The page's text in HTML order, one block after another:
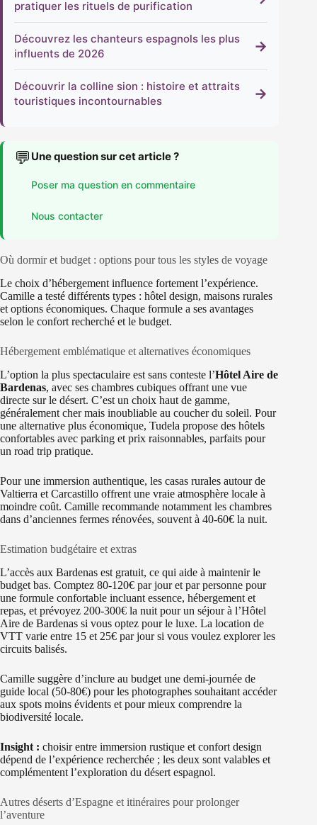
pratiquer les rituels de purification
Découvrez les chanteurs espagnols les plus
influents de 2026
→
Découvrir la colline sion : histoire et attraits
touristiques incontournables
→
💬 Une question sur cet article ?
Poser ma question en commentaire
Nous contacter
Où dormir et budget : options pour tous les styles de voyage
Le choix d’hébergement influence fortement l’expérience.
Camille a testé différents types : hôtel design, maisons rurales
et options économiques. Chaque formule a ses avantages
selon le confort recherché et le budget.
Hébergement emblématique et alternatives économiques
L’option la plus spectaculaire est sans conteste l’Hôtel Aire de
Bardenas, avec ses chambres cubiques offrant une vue
directe sur le désert. C’est un choix haut de gamme,
généralement cher mais inoubliable au coucher du soleil. Pour
une alternative plus économique, Tudela propose des hôtels
confortables avec parking et prix raisonnables, parfaits pour
un road trip pratique.
Pour une immersion authentique, les casas rurales autour de
Valtierra et Carcastillo offrent une vraie atmosphère locale à
moindre coût. Camille recommande notamment les chambres
dans d’anciennes fermes rénovées, souvent à 40-60€ la nuit.
Estimation budgétaire et extras
L’accès aux Bardenas est gratuit, ce qui aide à maintenir le
budget bas. Comptez 80-120€ par jour et par personne pour
une formule confortable incluant essence, hébergement et
repas, et prévoyez 200-300€ la nuit pour un séjour à l’Hôtel
Aire de Bardenas si vous optez pour le luxe. La location de
VTT varie entre 15 et 25€ par jour si vous voulez explorer les
circuits balisés.
Camille suggère d’inclure au budget une demi-journée de
guide local (50-80€) pour les photographes souhaitant accéder
aux spots moins évidents et pour mieux comprendre la
biodiversité locale.
Insight : choisir entre immersion rustique et confort design
dépend de l’expérience recherchée ; les deux sont valables et
complémentent l’exploration du désert espagnol.
Autres déserts d’Espagne et itinéraires pour prolonger
l’aventure